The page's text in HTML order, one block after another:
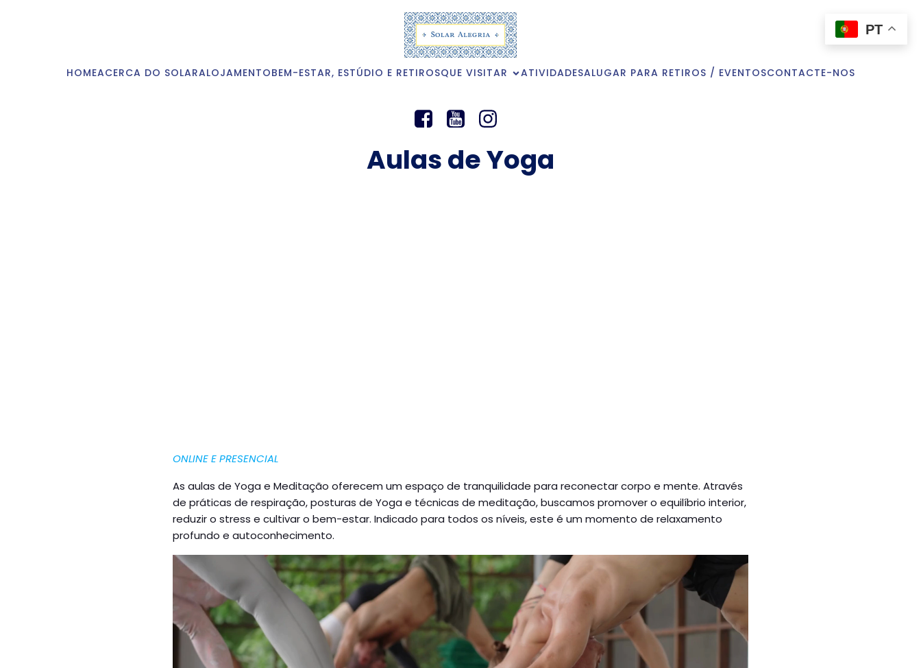
HOMEACERCA DO SOLARALOJAMENTOBEM-ESTAR, ESTÚDIO E RETIROSQUE VISITAR ATIVIDADESALUGAR PARA RETIROS / EVENTOSCONTACTE-NOS
Aulas de Yoga
ONLINE E PRESENCIAL
As aulas de Yoga e Meditação oferecem um espaço de tranquilidade para reconectar corpo e mente. Através
de práticas de respiração, posturas de Yoga e técnicas de meditação, buscamos promover o equilíbrio interior,
reduzir o stress e cultivar o bem-estar. Indicado para todos os níveis, este é um momento de relaxamento
profundo e autoconhecimento.
PT